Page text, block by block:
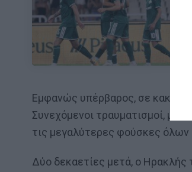
Εμφανώς υπέρβαρος, σε κακή
Συνεχόμενοι τραυματισμοί,
τις μεγαλύτερες φούσκες
Δύο δεκαετίες μετά, ο Ηρακλής